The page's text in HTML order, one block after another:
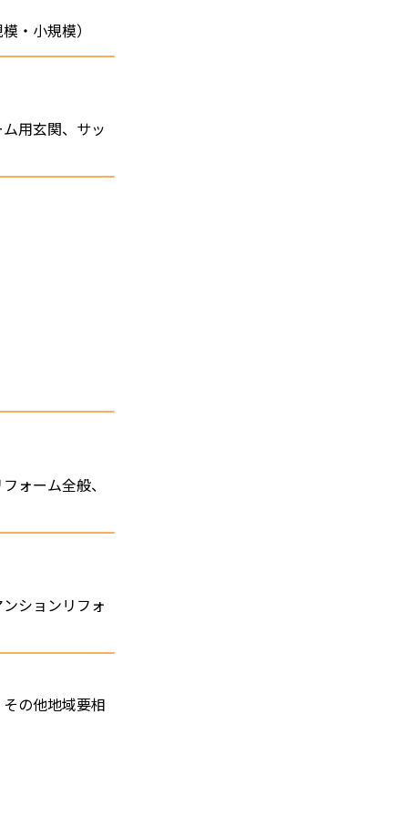
・小規模）
用玄関、サッ
ォーム全般、
ションリフォ
の他地域要相